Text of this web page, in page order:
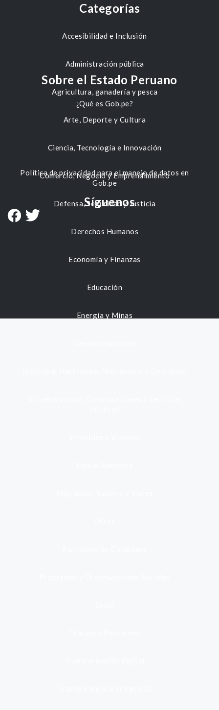
Categorías
Accesibilidad e Inclusión
Administración pública
Agricultura, ganadería y pesca
Arte, Deporte y Cultura
Ciencia, Tecnología e Innovación
Comercio, Negocio y Emprendimiento
Defensa, Seguridad y Justicia
Derechos Humanos
Economía y Finanzas
Educación
Energía y Minas
Sobre el Estado Peruano
¿Qué es Gob.pe?
Política de privacidad para el manejo de datos en
Gob.pe
Síguenos